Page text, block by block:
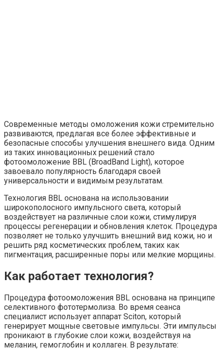
Современные методы омоложения кожи стремительно
развиваются, предлагая все более эффективные и
безопасные способы улучшения внешнего вида. Одним
из таких инновационных решений стало
фотоомоложение BBL (BroadBand Light), которое
завоевало популярность благодаря своей
универсальности и видимым результатам.
Технология BBL основана на использовании
широкополосного импульсного света, который
воздействует на различные слои кожи, стимулируя
процессы регенерации и обновления клеток. Процедура
позволяет не только улучшить внешний вид кожи, но и
решить ряд косметических проблем, таких как
пигментация, расширенные поры или мелкие морщины.
Как работает технология?
Процедура фотоомоложения BBL основана на принципе
селективного фототермолиза. Во время сеанса
специалист использует аппарат Sciton, который
генерирует мощные световые импульсы. Эти импульсы
проникают в глубокие слои кожи, воздействуя на
меланин, гемоглобин и коллаген. В результате: